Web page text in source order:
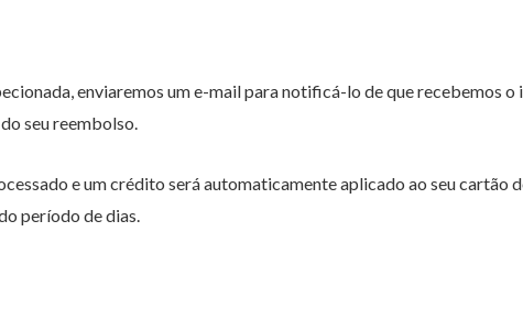
enviaremos um e-mail para notificá-lo de que recebemos
seu reembolso.
e um crédito será automaticamente aplicado ao seu cartão
período de dias.